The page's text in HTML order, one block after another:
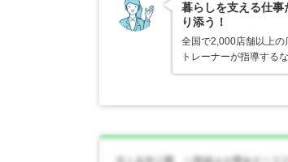
暮らしを支える仕
り添う！
全国で2,000店舗以上の
トレーナーが指導する